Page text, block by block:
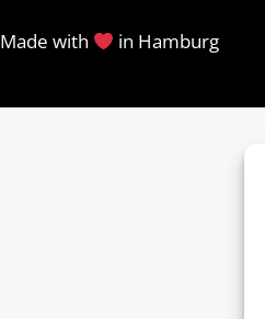
Made with in Hamburg